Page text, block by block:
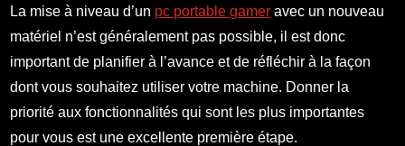
La mise à niveau d’un pc portable gamer avec un nouveau
matériel n’est généralement pas possible, il est donc
important de planifier à l’avance et de réfléchir à la façon
dont vous souhaitez utiliser votre machine. Donner la
priorité aux fonctionnalités qui sont les plus importantes
pour vous est une excellente première étape.